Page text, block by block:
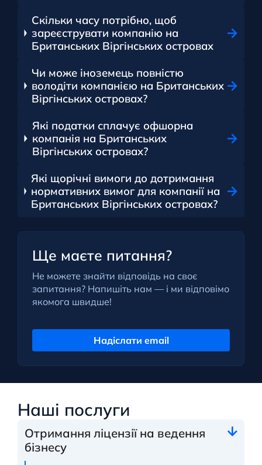
Скільки часу потрібно, щоб
зареєструвати компанію на
Британських Віргінських островах
Чи може іноземець повністю
володіти компанією на Британських
Віргінських островах?
Які податки сплачує офшорна
компанія на Британських
Віргінських островах?
Які щорічні вимоги до дотримання
нормативних вимог для компанії на
Британських Віргінських островах?
Ще маєте питання?
Не можете знайти відповідь на своє
запитання? Напишіть нам — і ми відповімо
якомога швидше!
Надіслати email
Наші послуги
Отримання ліцензії на ведення
бізнесу